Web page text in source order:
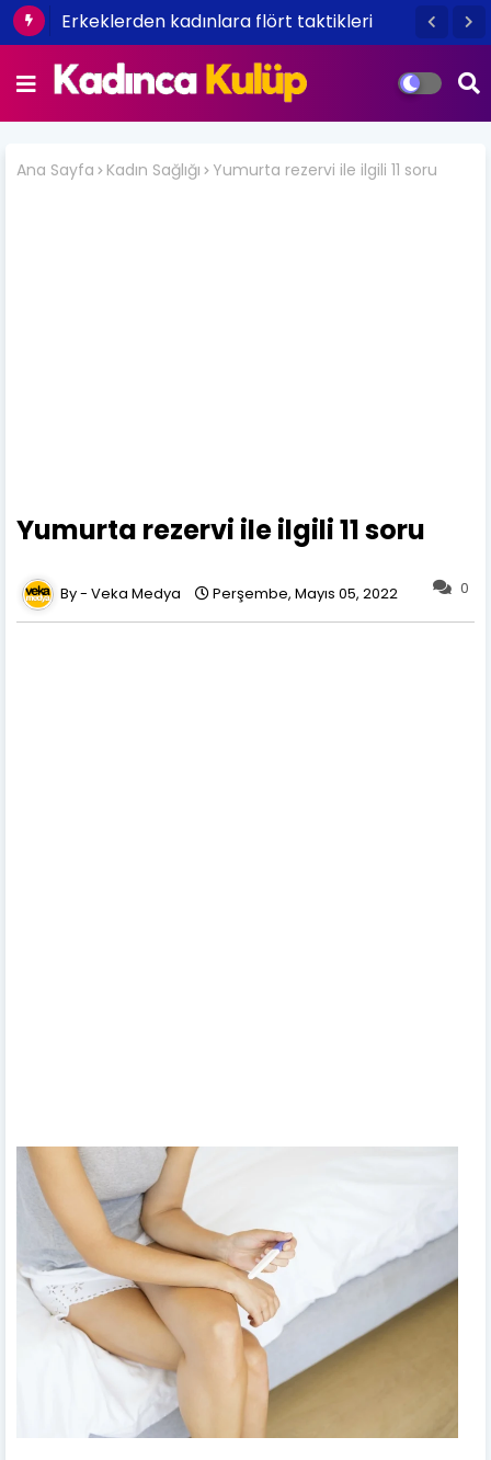
Erkeklerden kadınlara flört taktikleri
Ana Sayfa Kadın Sağlığı Yumurta rezervi ile ilgili 11 soru
Yumurta rezervi ile ilgili 11 soru
0
Veka Medya Perşembe, Mayıs 05, 2022